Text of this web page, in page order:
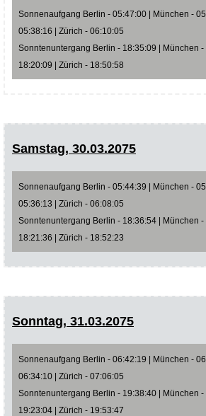
Sonnenaufgang Berlin - 05:47:00 | München -
05:38:16 | Zürich - 06:10:05
Sonntenuntergang Berlin - 18:35:09 | München
18:20:09 | Zürich - 18:50:58
Samstag, 30.03.2075
Sonnenaufgang Berlin - 05:44:39 | München -
05:36:13 | Zürich - 06:08:05
Sonntenuntergang Berlin - 18:36:54 | München
18:21:36 | Zürich - 18:52:23
Sonntag, 31.03.2075
Sonnenaufgang Berlin - 06:42:19 | München -
06:34:10 | Zürich - 07:06:05
Sonntenuntergang Berlin - 19:38:40 | München
19:23:04 | Zürich - 19:53:47